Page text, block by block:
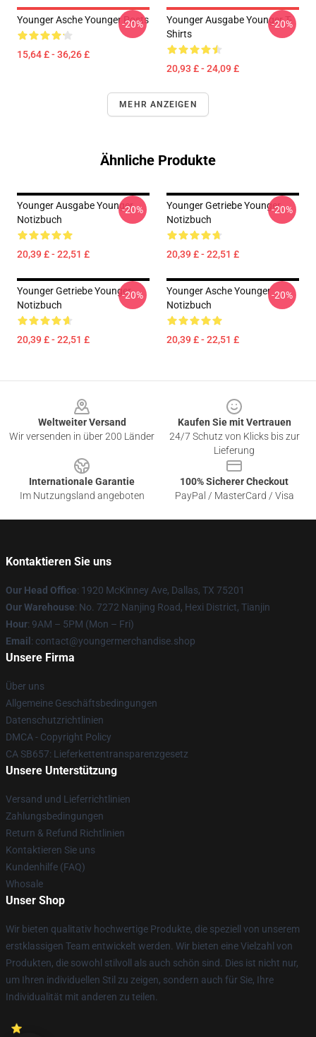
Younger Asche Younger Posts
15,64 £ - 36,26 £
-20%
Younger Ausgabe Younger T-
Shirts
20,93 £ - 24,09 £
-20%
MEHR ANZEIGEN
Ähnliche Produkte
Younger Ausgabe Younger
Notizbuch
20,39 £ - 22,51 £
-20%
Younger Getriebe Younger
Notizbuch
20,39 £ - 22,51 £
-20%
Younger Getriebe Younger
Notizbuch
20,39 £ - 22,51 £
-20%
Younger Asche Younger
Notizbuch
20,39 £ - 22,51 £
-20%
Weltweiter Versand
Wir versenden in über 200 Länder
Kaufen Sie mit Vertrauen
24/7 Schutz von Klicks bis zur
Lieferung
Internationale Garantie
Im Nutzungsland angeboten
100% Sicherer Checkout
PayPal / MasterCard / Visa
Kontaktieren Sie uns
Our Head Office: 1920 McKinney Ave, Dallas, TX 75201
Our Warehouse: No. 7272 Nanjing Road, Hexi District, Tianjin
Hour: 9AM – 5PM (Mon – Fri)
Email : contact@youngermerchandise.shop
Unsere Firma
Über uns
Allgemeine Geschäftsbedingungen
Datenschutzrichtlinien
DMCA - Copyright Policy
CA SB657: Lieferkettentransparenzgesetz
Unsere Unterstützung
Versand und Lieferrichtlinien
Zahlungsbedingungen
Return & Refund Richtlinien
Kontaktieren Sie uns
Kundenhilfe (FAQ)
Whosale
Unser Shop
Wir bieten qualitativ hochwertige Produkte, die speziell von unserem
erstklassigen Team entwickelt werden. Wir bieten eine Vielzahl von
Produkten, die sowohl stilvoll als auch schön sind. Dies ist nicht nur,
um Ihren individuellen Stil zu zeigen, sondern auch für Sie, Ihre
Individualität mit anderen zu teilen.